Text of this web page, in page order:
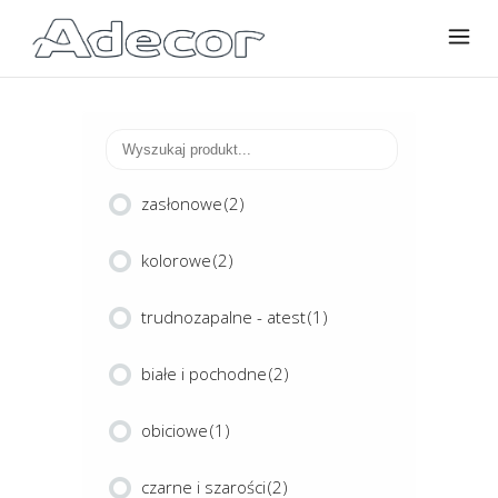
zasłonowe(2)
kolorowe(2)
trudnozapalne - atest(1)
białe i pochodne(2)
obiciowe(1)
czarne i szarości(2)